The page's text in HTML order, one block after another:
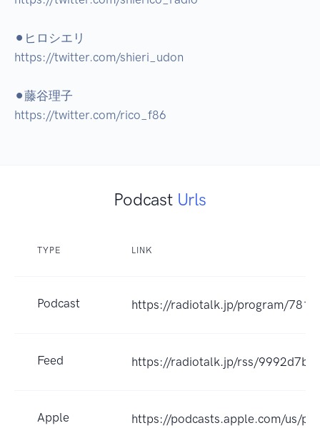
⚫︎ヒロシエリ
https://twitter.com/shieri_udon
⚫︎藤谷理子
https://twitter.com/rico_f86
Podcast Urls
TYPE LINK
Podcast https://radiotalk.jp/program/
Feed https://radiotalk.jp/rss/
Apple
https://podcasts.apple.com/us/